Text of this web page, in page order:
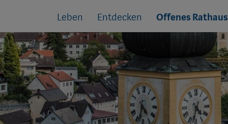
Sprungmarken
zu:
Leben Entdecken Offenes Rathaus